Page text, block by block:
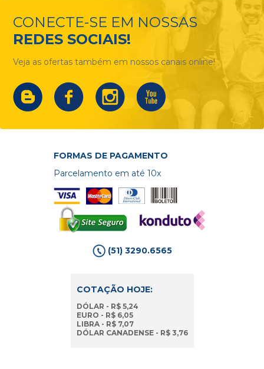
CONECTE-SE EM NOSSAS
REDES SOCIAIS!
Veja as ofertas também em nossos canais online!
FORMAS DE PAGAMENTO
Parcelamento em até 10x
(51) 3290.6565
COTAÇÃO HOJE:
DÓLAR - R$ 5,24
EURO - R$ 6,05
LIBRA - R$ 7,07
DÓLAR CANADENSE - R$ 3,76